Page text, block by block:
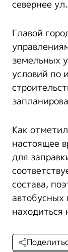
севернее
Главой
земельных
условий по
Как
настоящее
для
состава,
автобусных
находиться